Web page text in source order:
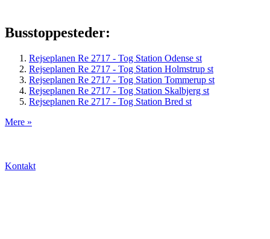
Busstoppesteder:
Rejseplanen Re 2717 - Tog Station Odense st
Rejseplanen Re 2717 - Tog Station Holmstrup st
Rejseplanen Re 2717 - Tog Station Tommerup st
Rejseplanen Re 2717 - Tog Station Skalbjerg st
Rejseplanen Re 2717 - Tog Station Bred st
Mere »
Kontakt